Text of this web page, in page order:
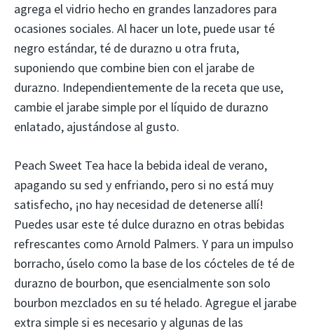
agrega el vidrio hecho en grandes lanzadores para
ocasiones sociales. Al hacer un lote, puede usar té
negro estándar, té de durazno u otra fruta,
suponiendo que combine bien con el jarabe de
durazno. Independientemente de la receta que use,
cambie el jarabe simple por el líquido de durazno
enlatado, ajustándose al gusto.
Peach Sweet Tea hace la bebida ideal de verano,
apagando su sed y enfriando, pero si no está muy
satisfecho, ¡no hay necesidad de detenerse allí!
Puedes usar este té dulce durazno en otras bebidas
refrescantes como Arnold Palmers. Y para un impulso
borracho, úselo como la base de los cócteles de té de
durazno de bourbon, que esencialmente son solo
bourbon mezclados en su té helado. Agregue el jarabe
extra simple si es necesario y algunas de las